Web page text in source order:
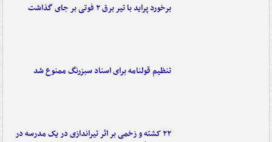
برخورد پراید با تیر برق ۲ فوتی بر جای گذاشت
تنظیم قولنامه برای اسناد سبزرنگ ممنوع شد
۲۲ کشته و زخمی بر اثر تیراندازی در یک مدرسه در